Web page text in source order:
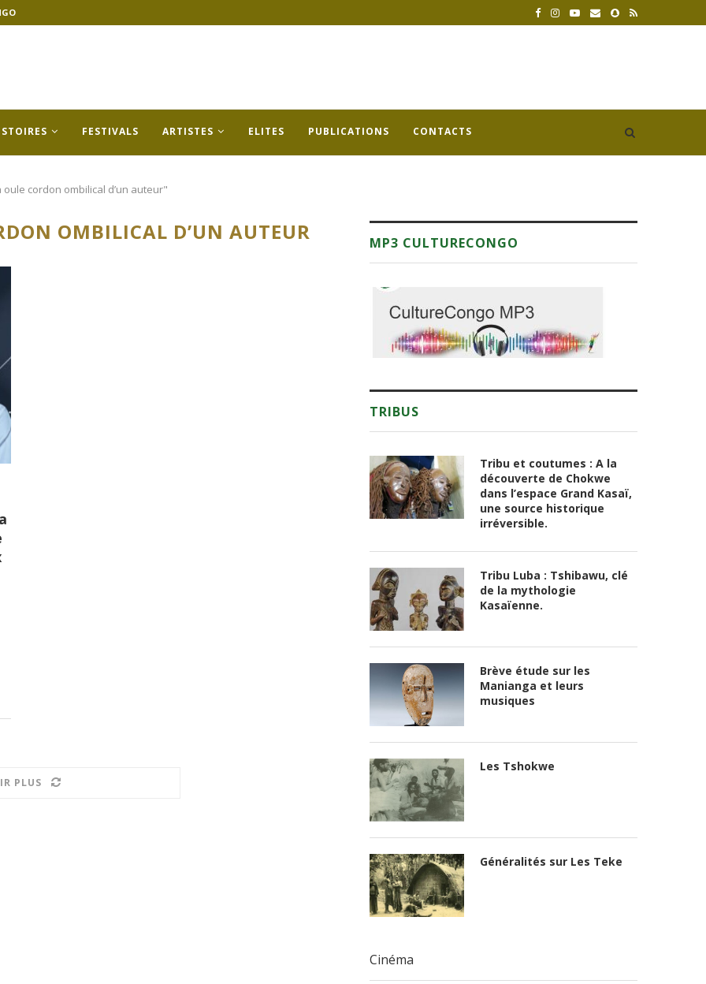
FESTIVALS ARTISTES ELITES PUBLICATIONS CONTACTS
cordon ombilical d’un auteur"
OMBILICAL D’UN AUTEUR
PLUS
MP3 CULTURECONGO
TRIBUS
Tribu et coutumes : A la
découverte de Chokwe
dans l’espace Grand Kasaï,
une source historique
irréversible.
Tribu Luba : Tshibawu, clé
de la mythologie
Kasaïenne.
Brève étude sur les
Manianga et leurs
musiques
Les Tshokwe
Généralités sur Les Teke
Cinéma